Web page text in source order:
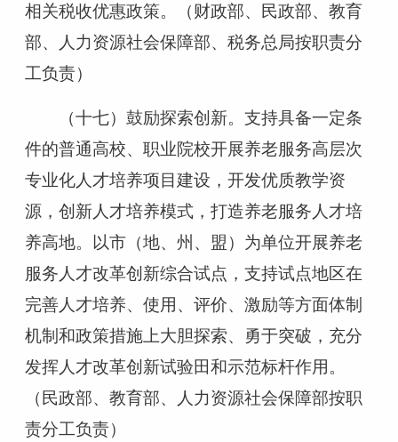
相关税收优惠政策。（财政部、民政部、教育
部、人力资源社会保障部、税务总局按职责分
工负责）
（十七）鼓励探索创新。支持具备一定条
件的普通高校、职业院校开展养老服务高层次
专业化人才培养项目建设，开发优质教学资
源，创新人才培养模式，打造养老服务人才培
养高地。以市（地、州、盟）为单位开展养老
服务人才改革创新综合试点，支持试点地区在
完善人才培养、使用、评价、激励等方面体制
机制和政策措施上大胆探索、勇于突破，充分
发挥人才改革创新试验田和示范标杆作用。
（民政部、教育部、人力资源社会保障部按职
责分工负责）